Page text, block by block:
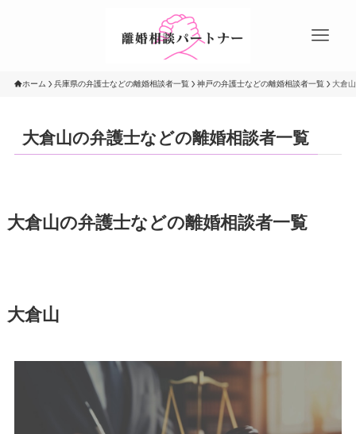
ホーム 兵庫県の弁護士などの離婚相談者一覧 神戸の弁護士などの離婚相談者一覧 大倉
大倉山の弁護士などの離婚相談者一覧
大倉山の弁護士などの離婚相談者一覧
大倉山